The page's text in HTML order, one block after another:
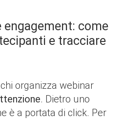
come
e tracciare
organizza webinar
. Dietro uno
è a portata di click. Per